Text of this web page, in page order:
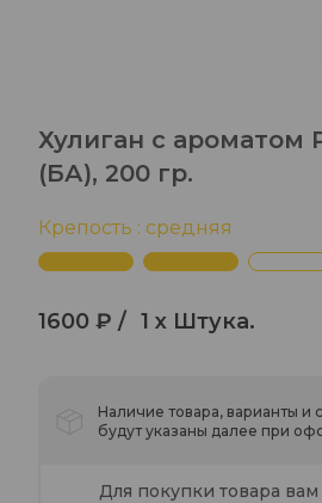
Хулиган с ароматом
(БА), 200 гр.
Крепость : средняя
1600 ₽ / 1 x Штука.
Наличие товара, варианты и
будут указаны далее при
Для покупки товара